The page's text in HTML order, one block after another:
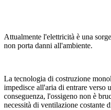
Attualmente l'elettricità è una
non porta danni all'ambiente.
La tecnologia di costruzione
impedisce all'aria di entrare verso
conseguenza, l'ossigeno non è
necessità di ventilazione costante